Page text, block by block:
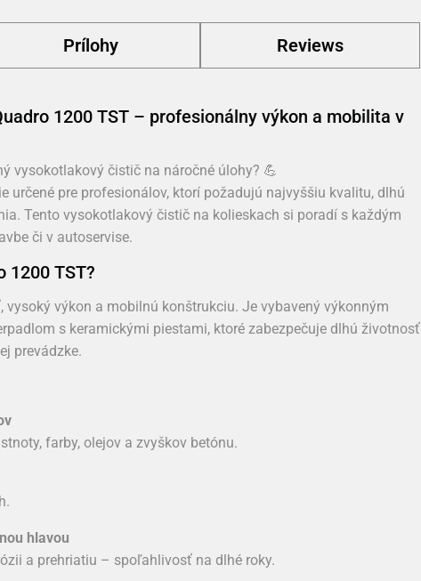
Prílohy Reviews
1200 TST – profesionálny výkon a mobilita v
vysokotlakový čistič na náročné úlohy? 💪
určené pre profesionálov, ktorí požadujú najvyššiu kvalitu, dlhú
Tento vysokotlakový čistič na kolieskach si poradí s každým
či v autoservise.
1200 TST?
výkon a mobilnú konštrukciu. Je vybavený výkonným
s keramickými piestami, ktoré zabezpečuje dlhú životnosť
prevádzke.
farby, olejov a zvyškov betónu.
hlavou
a prehriatiu – spoľahlivosť na dlhé roky.